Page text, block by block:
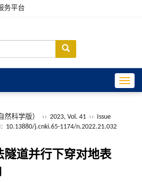
务平台
然科学版） ›› 2023, Vol. 41 ›› Issue
10.13880/j.cnki.65-1174/n.2022.21.032
隧道并行下穿对地表